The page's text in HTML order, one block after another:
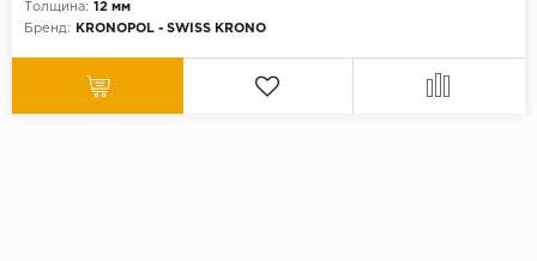
Толщина: 12 мм
Бренд:
KRONOPOL - SWISS KRONO